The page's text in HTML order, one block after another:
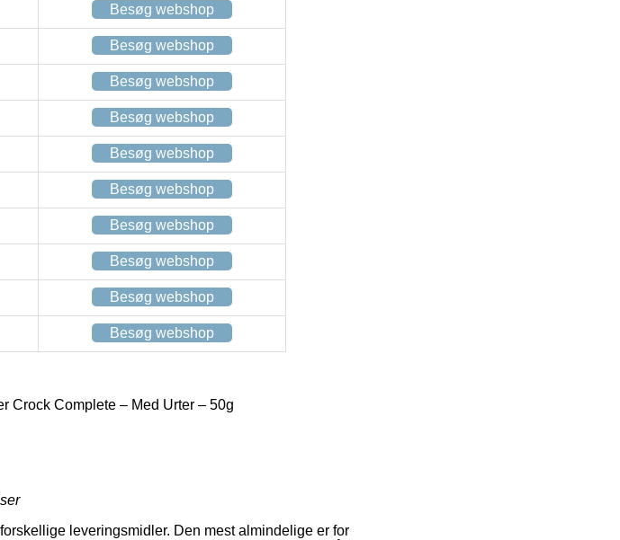
Besøg webshop
Besøg webshop
Besøg webshop
Besøg webshop
Besøg webshop
Besøg webshop
Besøg webshop
Besøg webshop
Besøg webshop
Besøg webshop
Crock Complete – Med Urter – 50g
leveringsmidler. Den mest almindelige er for